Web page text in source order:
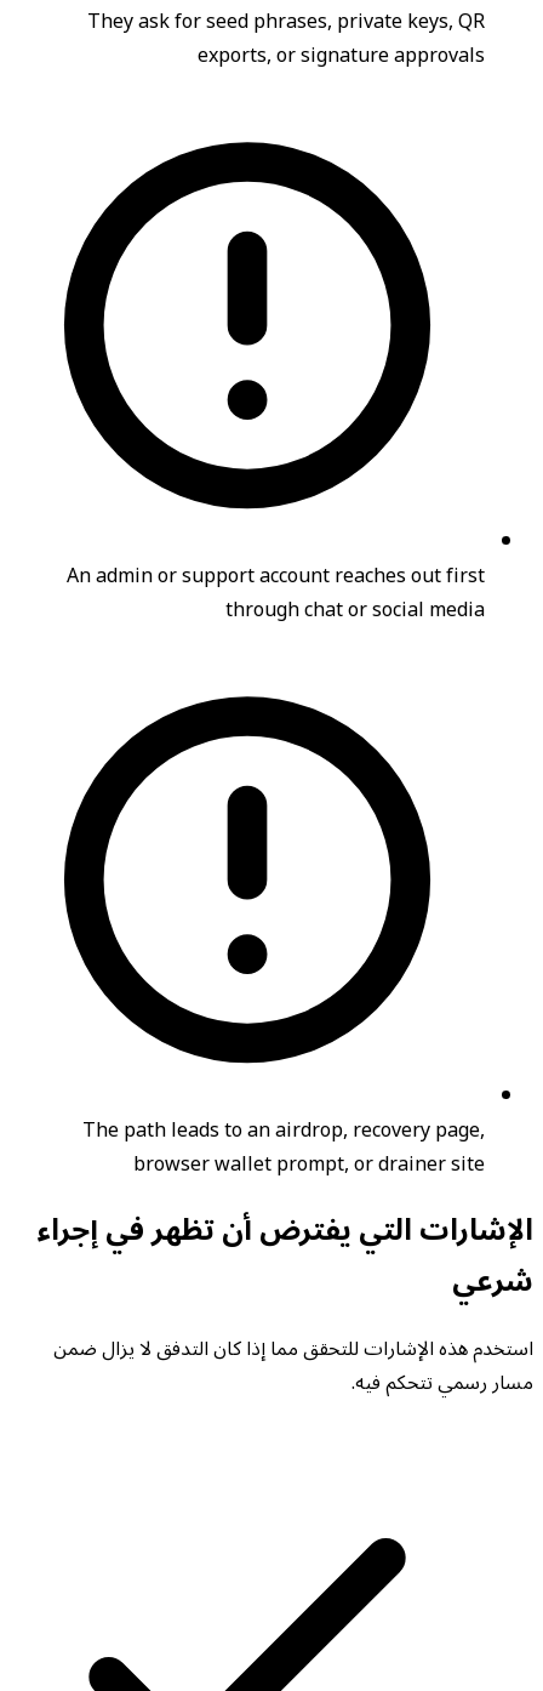
They ask for seed phrases, private keys, QR
exports, or signature approvals
An admin or support account reaches out first
through chat or social media
The path leads to an airdrop, recovery page,
browser wallet prompt, or drainer site
الإشارات التي يفترض أن تظهر في إجراء
شرعي
استخدم هذه الإشارات للتحقق مما إذا كان التدفق لا يزال ضمن
مسار رسمي تتحكم فيه.